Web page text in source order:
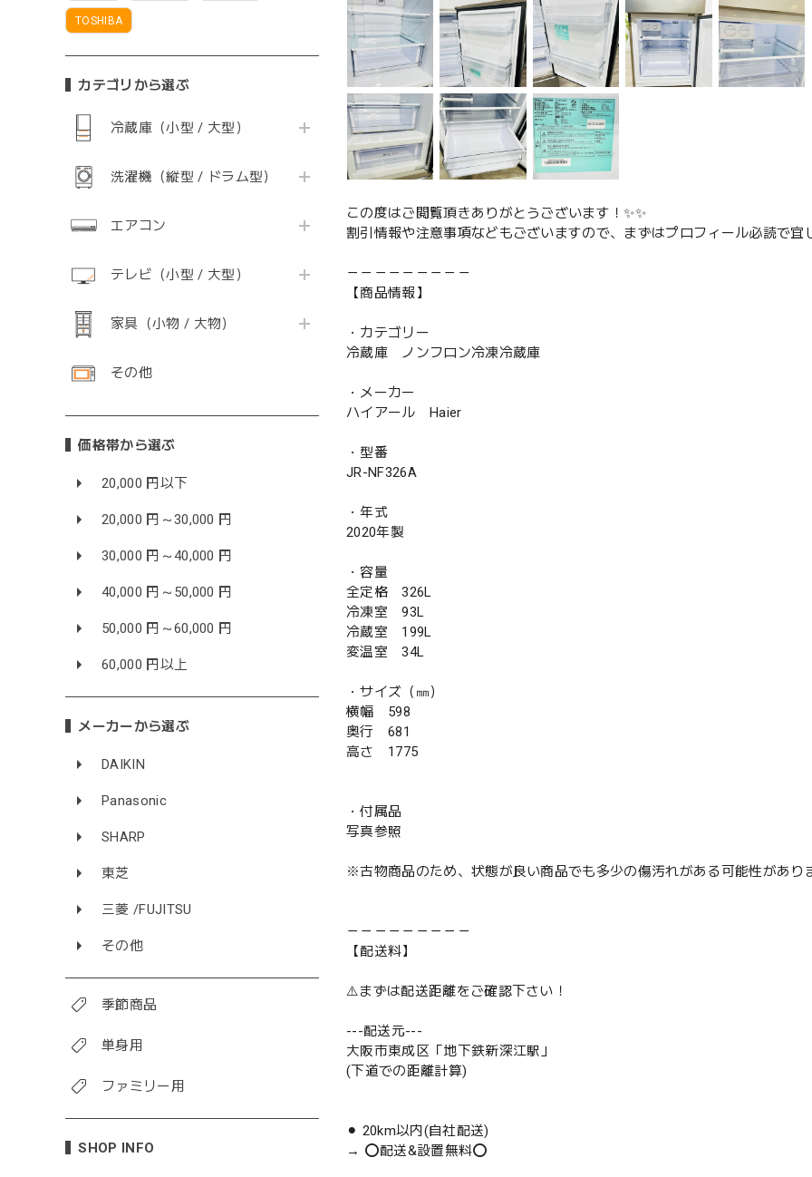
TOSHIBA
カテゴリから選ぶ
冷蔵庫（小型 / 大型）
洗濯機（縦型 / ドラム型）
エアコン
テレビ（小型 / 大型）
家具（小物 / 大物）
その他
価格帯から選ぶ
20,000 円以下
20,000 円～30,000 円
30,000 円～40,000 円
40,000 円～50,000 円
50,000 円～60,000 円
60,000 円以上
メーカーから選ぶ
DAIKIN
Panasonic
SHARP
東芝
三菱 /FUJITSU
その他
季節商品
単身用
ファミリー用
SHOP INFO
この度はご閲覧頂きありがとうございます！✨✨
割引情報や注意事項などもございますので、まずはプロフィール必読で宜
－－－－－－－－－
【商品情報】
・カテゴリー
冷蔵庫 ノンフロン冷凍冷蔵庫
・メーカー
ハイアール Haier
・型番
JR-NF326A
・年式
2020年製
・容量
全定格 326L
冷凍室 93L
冷蔵室 199L
変温室 34L
・サイズ（㎜）
横幅 598
奥行 681
高さ 1775
・付属品
写真参照
※古物商品のため、状態が良い商品でも多少の傷汚れがある可能性があり
－－－－－－－－－
【配送料】
⚠️まずは配送距離をご確認下さい！
---配送元---
大阪市東成区「地下鉄新深江駅」
(下道での距離計算)
⚫︎ 20km以内(自社配送)
→ ⭕️配送&設置無料⭕️